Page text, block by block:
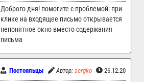
Доброго дня! помогите с проблемой: при
клике на входящее письмо открывается
непонятное окно вместо содержания
письма
Постояльцы Автор: sergko 26.12.2025